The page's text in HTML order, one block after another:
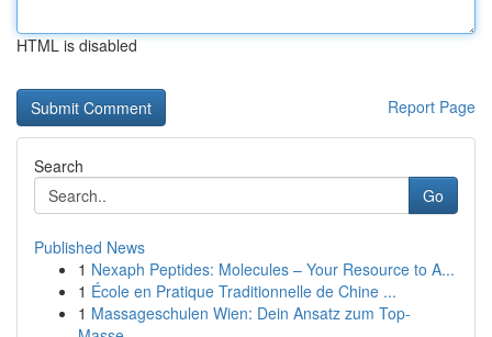
HTML is disabled
Report Page
Search
Go
Published News
1 Nexaph Peptides: Molecules – Your Resource to A...
1 École en Pratique Traditionnelle de Chine ...
1 Massageschulen Wien: Dein Ansatz zum Top-